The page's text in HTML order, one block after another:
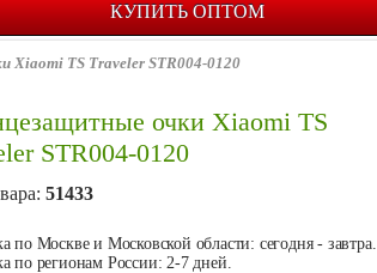
КУПИТЬ ОПТОМ
Xiaomi TS Traveler STR004-0120
очки Xiaomi TS
STR004-0120
51433
по Москве и Московской области: сегодня - завтра.
по регионам России: 2-7 дней.